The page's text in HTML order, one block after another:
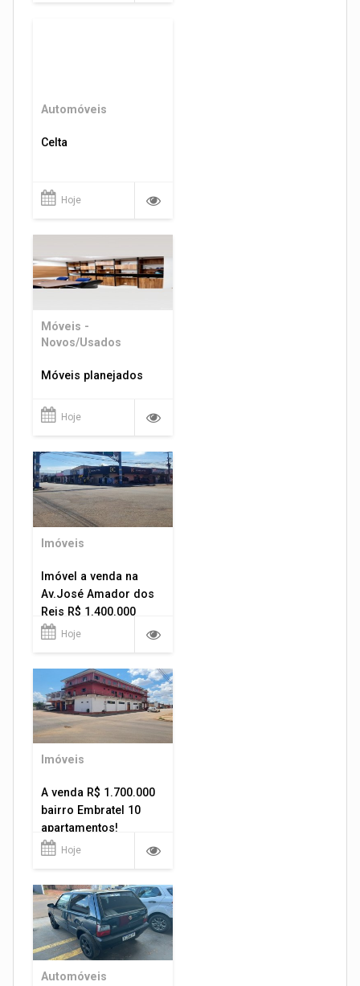
Automóveis
Celta
Hoje
Móveis -
Novos/Usados
Móveis planejados
Hoje
Imóveis
Imóvel a venda na
Av.José Amador dos
Reis R$ 1.400.000
Hoje
Imóveis
A venda R$ 1.700.000
bairro Embratel 10
apartamentos!
Hoje
Automóveis